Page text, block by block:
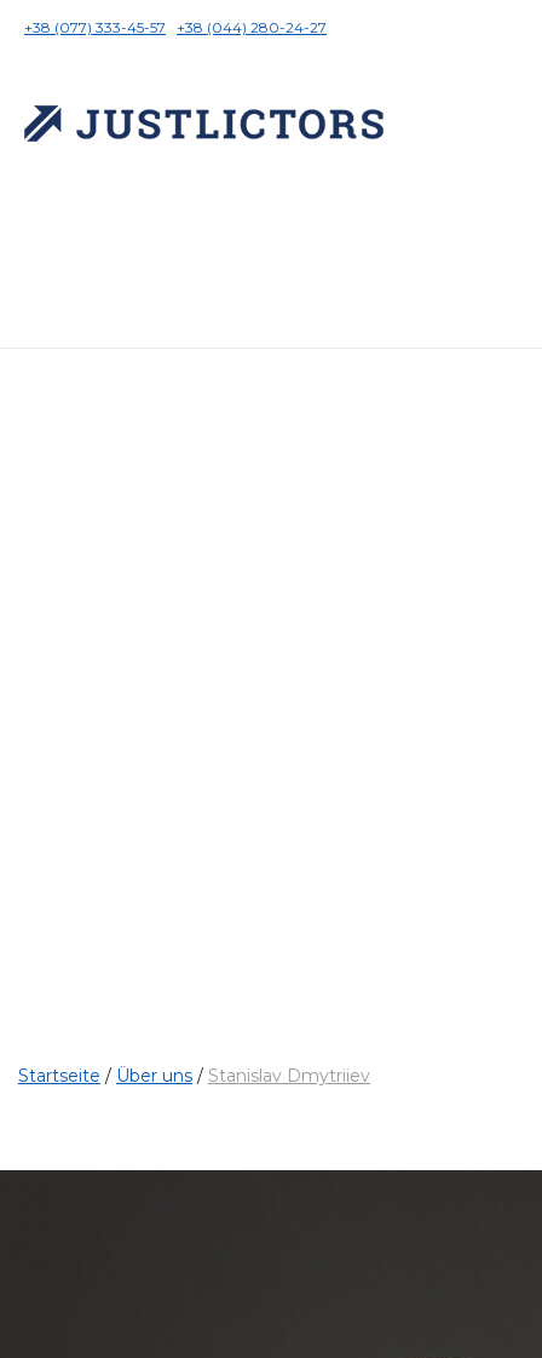
+38 (077) 333-45-57 +38 (044) 280-24-27
Startseite / Über uns / Stanislav Dmytriiev